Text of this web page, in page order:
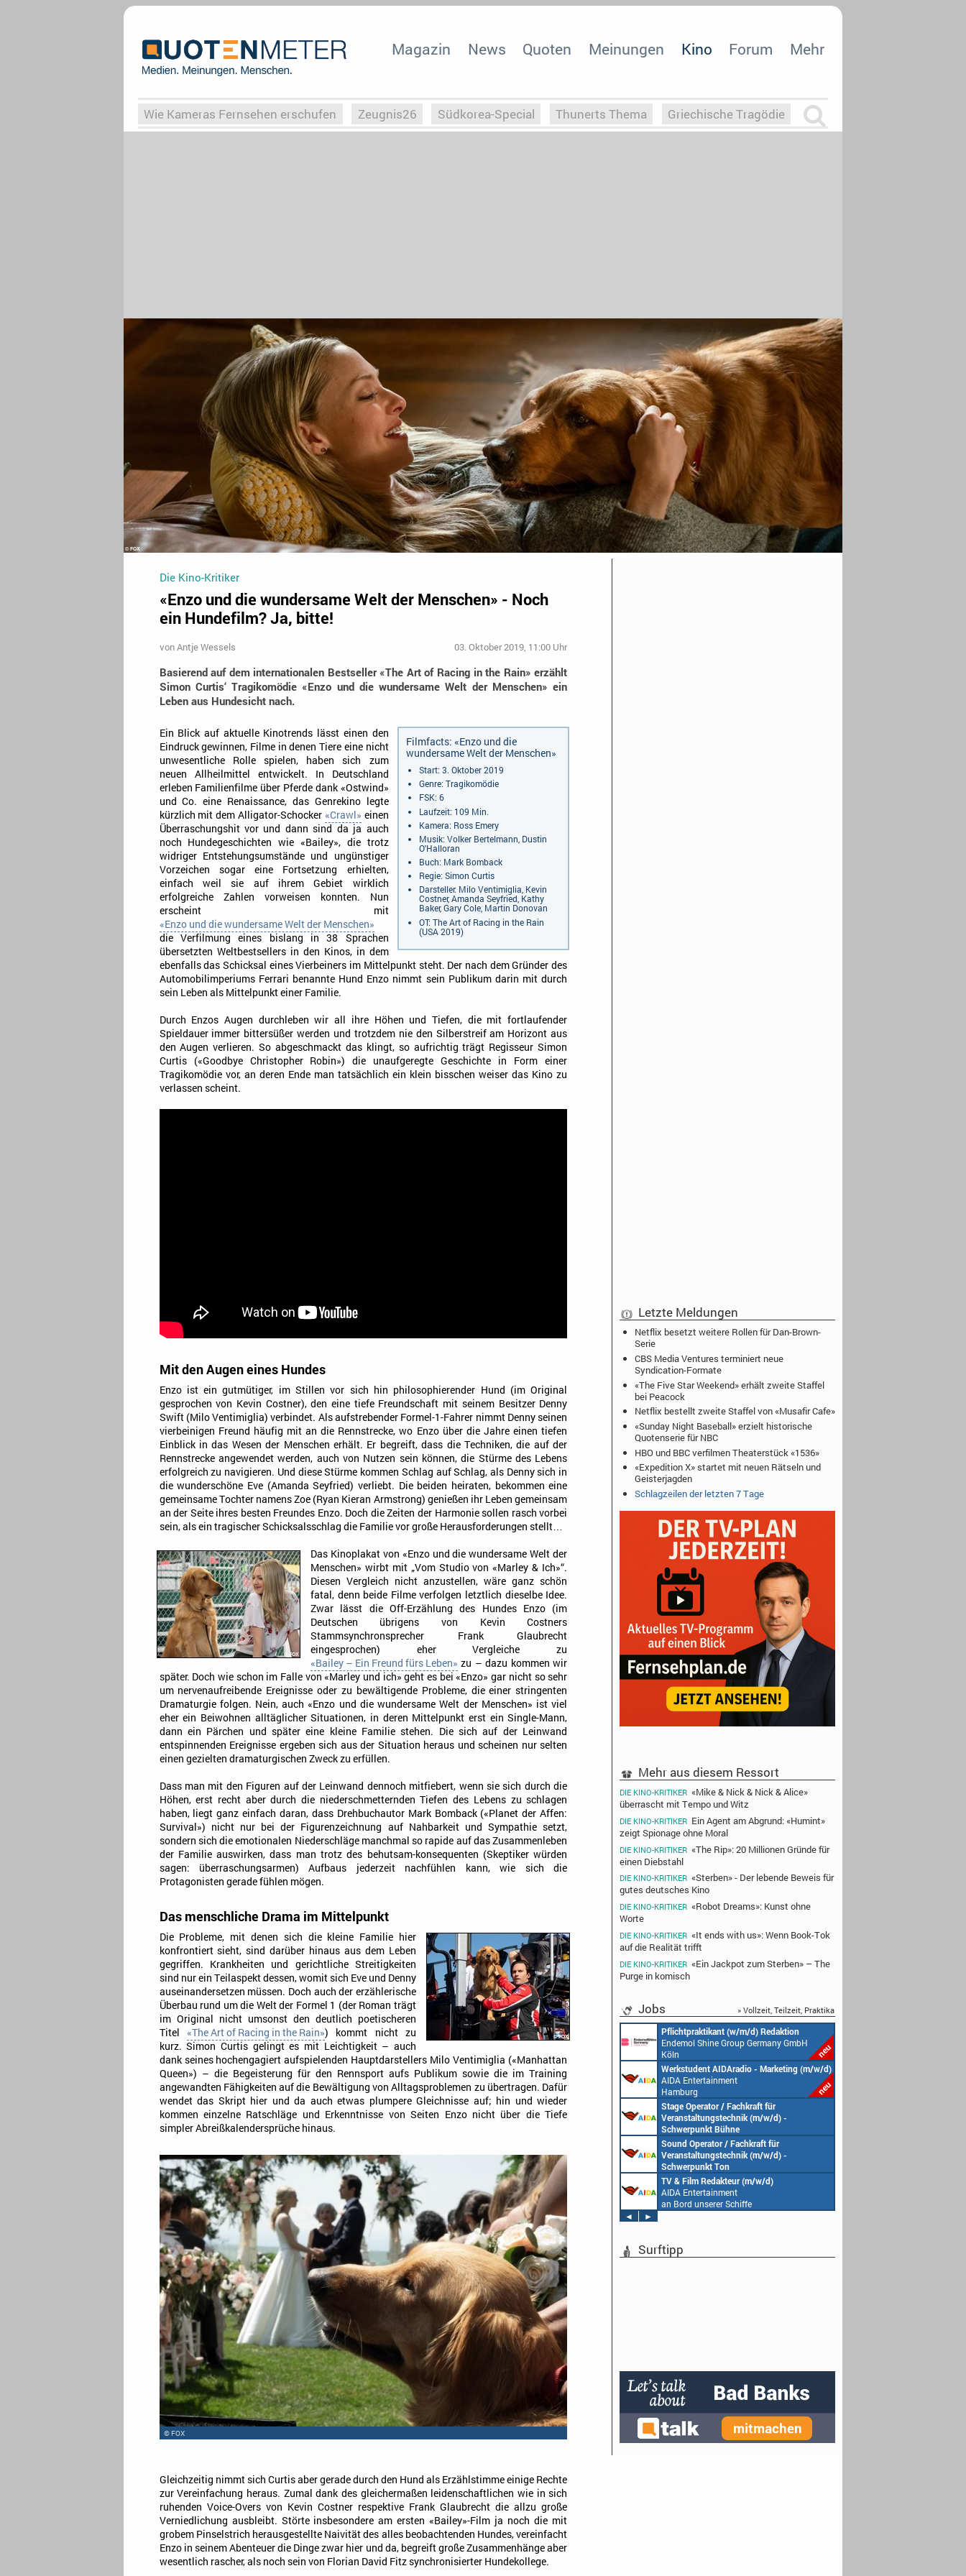
Magazin News Quoten Meinungen Kino Forum Mehr
Wie Kameras Fernsehen erschufen Zeugnis26 Südkorea-Special Thunerts Thema Griechische Tragödie
Die Kino-Kritiker
«Enzo und die wundersame Welt der Menschen» - Noch
ein Hundefilm? Ja, bitte!
vonAntje Wessels 03. Oktober 2019, 11:00 Uhr
Basierend auf dem internationalen Bestseller «The Art of Racing in the Rain» erzählt
Simon Curtis‘ Tragikomödie «Enzo und die wundersame Welt der Menschen» ein
Leben aus Hundesicht nach.
Filmfacts: «Enzo und die
wundersame Welt der Menschen»
Start: 3. Oktober 2019
Genre: Tragikomödie
FSK: 6
Laufzeit: 109 Min.
Kamera: Ross Emery
Musik: Volker Bertelmann, Dustin
O'Halloran
Buch: Mark Bomback
Regie: Simon Curtis
Darsteller: Milo Ventimiglia, Kevin
Costner, Amanda Seyfried, Kathy
Baker, Gary Cole, Martin Donovan
OT: The Art of Racing in the Rain
(USA 2019)
Ein Blick auf aktuelle Kinotrends lässt einen den
Eindruck gewinnen, Filme in denen Tiere eine nicht
unwesentliche Rolle spielen, haben sich zum
neuen Allheilmittel entwickelt. In Deutschland
erleben Familienfilme über Pferde dank «Ostwind»
und Co. eine Renaissance, das Genrekino legte
kürzlich mit dem Alligator-Schocker «Crawl» einen
Überraschungshit vor und dann sind da ja auch
noch Hundegeschichten wie «Bailey», die trotz
widriger Entstehungsumstände und ungünstiger
Vorzeichen sogar eine Fortsetzung erhielten,
einfach weil sie auf ihrem Gebiet wirklich
erfolgreiche Zahlen vorweisen konnten. Nun
erscheint mit
«Enzo und die wundersame Welt der Menschen»
die Verfilmung eines bislang in 38 Sprachen
übersetzten Weltbestsellers in den Kinos, in dem
ebenfalls das Schicksal eines Vierbeiners im Mittelpunkt steht. Der nach dem Gründer des
Automobilimperiums Ferrari benannte Hund Enzo nimmt sein Publikum darin mit durch
sein Leben als Mittelpunkt einer Familie.
Durch Enzos Augen durchleben wir all ihre Höhen und Tiefen, die mit fortlaufender
Spieldauer immer bittersüßer werden und trotzdem nie den Silberstreif am Horizont aus
den Augen verlieren. So abgeschmackt das klingt, so aufrichtig trägt Regisseur Simon
Curtis («Goodbye Christopher Robin») die unaufgeregte Geschichte in Form einer
Tragikomödie vor, an deren Ende man tatsächlich ein klein bisschen weiser das Kino zu
verlassen scheint.
Mit den Augen eines Hundes
Enzo ist ein gutmütiger, im Stillen vor sich hin philosophierender Hund (im Original
gesprochen von Kevin Costner), den eine tiefe Freundschaft mit seinem Besitzer Denny
Swift (Milo Ventimiglia) verbindet. Als aufstrebender Formel-1-Fahrer nimmt Denny seinen
vierbeinigen Freund häufig mit an die Rennstrecke, wo Enzo über die Jahre einen tiefen
Einblick in das Wesen der Menschen erhält. Er begreift, dass die Techniken, die auf der
Rennstrecke angewendet werden, auch von Nutzen sein können, die Stürme des Lebens
erfolgreich zu navigieren. Und diese Stürme kommen Schlag auf Schlag, als Denny sich in
die wunderschöne Eve (Amanda Seyfried) verliebt. Die beiden heiraten, bekommen eine
gemeinsame Tochter namens Zoe (Ryan Kieran Armstrong) genießen ihr Leben gemeinsam
an der Seite ihres besten Freundes Enzo. Doch die Zeiten der Harmonie sollen rasch vorbei
sein, als ein tragischer Schicksalsschlag die Familie vor große Herausforderungen stellt…
Das Kinoplakat von «Enzo und die wundersame Welt der
Menschen» wirbt mit „Vom Studio von «Marley & Ich»“.
Diesen Vergleich nicht anzustellen, wäre ganz schön
fatal, denn beide Filme verfolgen letztlich dieselbe Idee.
Zwar lässt die Off-Erzählung des Hundes Enzo (im
Deutschen übrigens von Kevin Costners
Stammsynchronsprecher Frank Glaubrecht
eingesprochen) eher Vergleiche zu
«Bailey – Ein Freund fürs Leben» zu – dazu kommen wir
später. Doch wie schon im Falle von «Marley und ich» geht es bei «Enzo» gar nicht so sehr
um nervenaufreibende Ereignisse oder zu bewältigende Probleme, die einer stringenten
Dramaturgie folgen. Nein, auch «Enzo und die wundersame Welt der Menschen» ist viel
eher ein Beiwohnen alltäglicher Situationen, in deren Mittelpunkt erst ein Single-Mann,
dann ein Pärchen und später eine kleine Familie stehen. Die sich auf der Leinwand
entspinnenden Ereignisse ergeben sich aus der Situation heraus und scheinen nur selten
einen gezielten dramaturgischen Zweck zu erfüllen.
Dass man mit den Figuren auf der Leinwand dennoch mitfiebert, wenn sie sich durch die
Höhen, erst recht aber durch die niederschmetternden Tiefen des Lebens zu schlagen
haben, liegt ganz einfach daran, dass Drehbuchautor Mark Bomback («Planet der Affen:
Survival») nicht nur bei der Figurenzeichnung auf Nahbarkeit und Sympathie setzt,
sondern sich die emotionalen Niederschläge manchmal so rapide auf das Zusammenleben
der Familie auswirken, dass man trotz des behutsam-konsequenten (Skeptiker würden
sagen: überraschungsarmen) Aufbaus jederzeit nachfühlen kann, wie sich die
Protagonisten gerade fühlen mögen.
Das menschliche Drama im Mittelpunkt
Die Probleme, mit denen sich die kleine Familie hier
konfrontiert sieht, sind darüber hinaus aus dem Leben
gegriffen. Krankheiten und gerichtliche Streitigkeiten
sind nur ein Teilaspekt dessen, womit sich Eve und Denny
auseinandersetzen müssen. Doch auch der erzählerische
Überbau rund um die Welt der Formel 1 (der Roman trägt
im Original nicht umsonst den deutlich poetischeren
Titel «The Art of Racing in the Rain») kommt nicht zu
kurz. Simon Curtis gelingt es mit Leichtigkeit – auch
dank seines hochengagiert aufspielenden Hauptdarstellers Milo Ventimiglia («Manhattan
Queen») – die Begeisterung für den Rennsport aufs Publikum sowie die im Training
angewandten Fähigkeiten auf die Bewältigung von Alltagsproblemen zu übertragen. Dafür
wendet das Skript hier und da auch etwas plumpere Gleichnisse auf; hin und wieder
kommen einzelne Ratschläge und Erkenntnisse von Seiten Enzo nicht über die Tiefe
simpler Abreißkalendersprüche hinaus.
© FOX
Gleichzeitig nimmt sich Curtis aber gerade durch den Hund als Erzählstimme einige Rechte
zur Vereinfachung heraus. Zumal dank des gleichermaßen leidenschaftlichen wie in sich
ruhenden Voice-Overs von Kevin Costner respektive Frank Glaubrecht die allzu große
Verniedlichung ausbleibt. Störte insbesondere am ersten «Bailey»-Film ja noch die mit
grobem Pinselstrich herausgestellte Naivität des alles beobachtenden Hundes, vereinfacht
Enzo in seinem Abenteuer die Dinge zwar hier und da, begreift große Zusammenhänge aber
wesentlich rascher, als noch sein von Florian David Fitz synchronisierter Hundekollege.
Letzte Meldungen
Netflix besetzt weitere Rollen für Dan-Brown-
Serie
CBS Media Ventures terminiert neue
Syndication-Formate
«The Five Star Weekend» erhält zweite Staffel
bei Peacock
Netflix bestellt zweite Staffel von «Musafir Cafe»
«Sunday Night Baseball» erzielt historische
Quotenserie für NBC
HBO und BBC verfilmen Theaterstück «1536»
«Expedition X» startet mit neuen Rätseln und
Geisterjagden
Schlagzeilen der letzten 7 Tage
Mehr aus diesem Ressort
DIE KINO-KRITIKER «Mike & Nick & Nick & Alice»
überrascht mit Tempo und Witz
DIE KINO-KRITIKER Ein Agent am Abgrund: «Humint»
zeigt Spionage ohne Moral
DIE KINO-KRITIKER «The Rip»: 20 Millionen Gründe für
einen Diebstahl
DIE KINO-KRITIKER «Sterben» - Der lebende Beweis für
gutes deutsches Kino
DIE KINO-KRITIKER «Robot Dreams»: Kunst ohne
Worte
DIE KINO-KRITIKER «It ends with us»: Wenn Book-Tok
auf die Realität trifft
DIE KINO-KRITIKER «Ein Jackpot zum Sterben» – The
Purge in komisch
Jobs » Vollzeit, Teilzeit, Praktika
Pflichtpraktikant (w/m/d) Redaktion
Endemol Shine Group Germany GmbH
Köln
Werkstudent AIDAradio - Marketing (m/w/d)
AIDA Entertainment
Hamburg
Stage Operator / Fachkraft für
Veranstaltungstechnik (m/w/d) -
an Bord unserer Schiffe
Veranstaltungstechnik (m/w/d) -
Schwerpunkt Ton
AIDA Entertainment
an Bord unserer Schiffe
TV & Film Redakteur (m/w/d)
AIDA Entertainment
an Bord unserer Schiffe
Redakteur (w/m/d) oder Jungredakteur
(w/m/d)
Endemol Shine Group Germany GmbH
Köln
Senior Video Producer/ 1st TV Operator
(m/w/d)
AIDA Entertainment
an Bord unserer Schiffe
Studentische Aushilfe (w/m/d) – YouTube
Endemol Shine Group Germany GmbH
Köln
Redaktionsleitung (w/m/d)
Endemol Shine Group Germany GmbH
Köln
Producer (w/m/d)
Endemol Shine Group Germany GmbH
Köln
◄
►
Surftipp